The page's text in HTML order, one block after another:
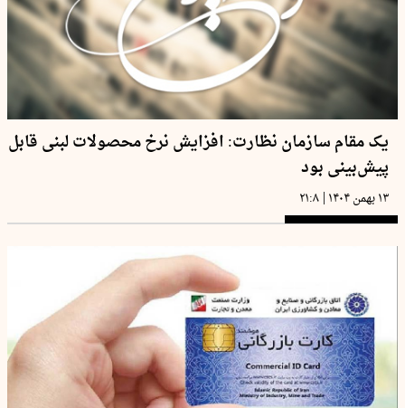
یک مقام سازمان نظارت: افزایش نرخ محصولات لبنی قابل
پیش‌بینی بود
۱۳ بهمن ۱۴۰۴ | ۲۱:۸